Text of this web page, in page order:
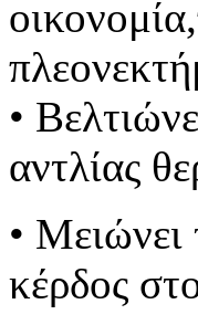
•
αντλίας
• Μειώνει
κέρδος